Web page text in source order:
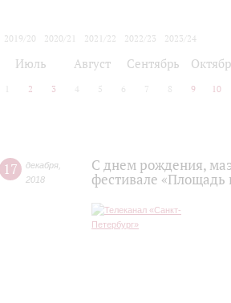
2019/20 2020/21 2021/22 2022/23
2023/24
Июль Август Сентябрь
2 3 4 5 6 7 8 9 10
17 декабря
2018
С днем рождения,
фестивале «Площадь